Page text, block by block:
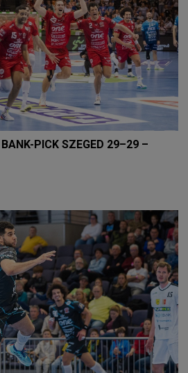
PICK SZEGED 29–29 –